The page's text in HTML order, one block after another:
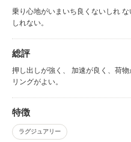
乗り心地がいまいち良くないしれ
しれない。
総評
押し出しが強く、 加速が良く、荷
リングがよい。
特徴
ラグジュアリー